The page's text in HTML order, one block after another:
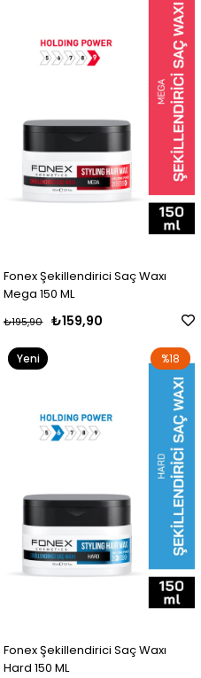
Fonex Şekillendirici Saç Waxı
Mega 150 ML
₺159,90
₺195,90
Fonex Şekillendirici Saç Waxı
Hard 150 ML
%18
Yeni